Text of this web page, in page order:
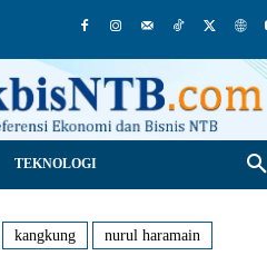
TEKNOLOGI
kangkung
nurul haramain